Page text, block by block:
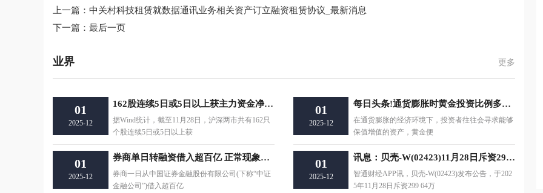
上一篇： 中关村科技租赁就数据通讯业务相关资产订立融资租赁协议_最新消息
下一篇： 最后一页
业界 更多
01
2025-12
162股连续5日或5日以上获主力资金净买入 热点
据Wind统计，截至11月28日，沪深两市共有162只
个股连续5日或5日以上获
01
2025-12
每日头条!通货膨胀时黄金投资比例多少？
在通货膨胀的经济环境下，投资者往往会寻求能够
保值增值的资产，黄金便
01
2025-12
券商单日转融资借入超百亿 正常现象还是释放新信号？
券商一日从中国证券金融股份有限公司(下称“中证
金融公司”)借入超百亿
01
2025-12
讯息：贝壳-W(02423)11月28日斥资299.64万美元回购52万股
智通财经APP讯，贝壳-W(02423)发布公告，于202
5年11月28日斥资299 64万